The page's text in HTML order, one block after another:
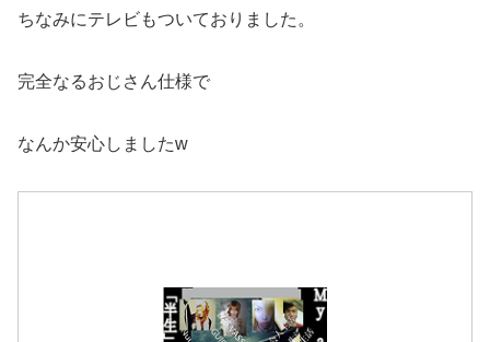
ちなみにテレビもついておりました。
完全なるおじさん仕様で
なんか安心しましたw